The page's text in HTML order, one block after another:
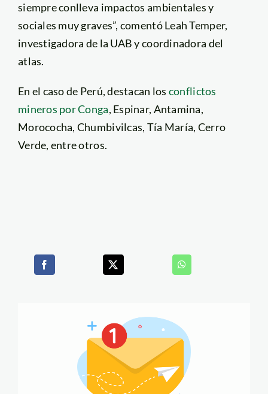
siempre conlleva impactos ambientales y
sociales muy graves”, comentó Leah Temper,
investigadora de la UAB y coordinadora del
atlas.
En el caso de Perú, destacan los conflictos
mineros por Conga, Espinar, Antamina,
Morococha, Chumbivilcas, Tía María, Cerro
Verde, entre otros.